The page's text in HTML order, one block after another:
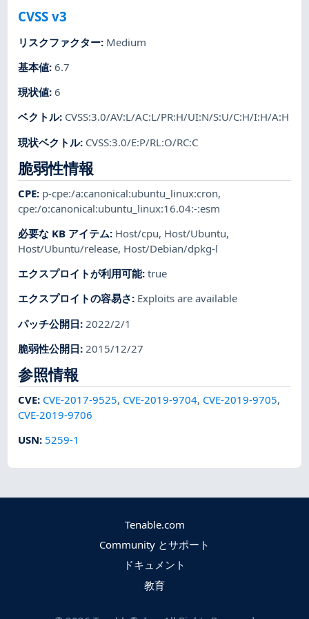
CVSS v3
リスクファクター: Medium
基本値:6.7
現状値:6
ベクトル: CVSS:3.0/AV:L/AC:L/PR:H/UI:N/S:U/C:H/I:H/A:H
現状ベクトル: CVSS:3.0/E:P/RL:O/RC:C
脆弱性情報
CPE: p-cpe:/a:canonical:ubuntu_linux:cron,
cpe:/o:canonical:ubuntu_linux:16.04:-:esm
必要な KB アイテム: Host/cpu, Host/Ubuntu,
Host/Ubuntu/release, Host/Debian/dpkg-l
エクスプロイトが利用可能:true
エクスプロイトの容易さ: Exploits are available
パッチ公開日: 2022/2/1
脆弱性公開日:2015/12/27
参照情報
CVE: CVE-2017-9525, CVE-2019-9704, CVE-2019-9705,
CVE-2019-9706
USN: 5259-1
Tenable.com
Community とサポート
ドキュメント
教育